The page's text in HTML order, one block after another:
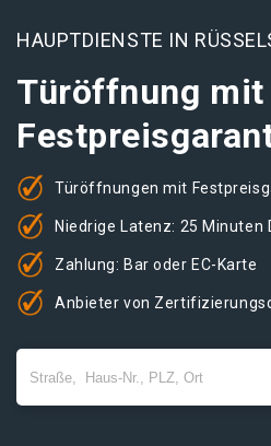
HAUPTDIENSTE IN
Türöffnung mit
Türöffnungen mit
Niedrige Latenz: 25 Minuten
Zahlung: Bar oder EC-Karte
Anbieter von